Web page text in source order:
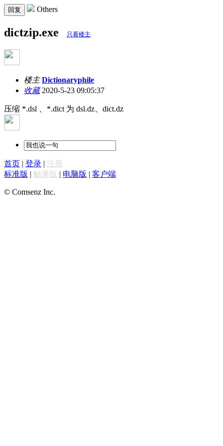
回复 Others
dictzip.exe 只看楼主
楼主 Dictionaryphile
收藏2020-5-23 09:05:37
压缩 *.dsl 、*.dict 为 dsl.dz、dict.dz
首页 | 登录 | 注册
标准版 | 触屏版 | 电脑版 | 客户端
© Comsenz Inc.